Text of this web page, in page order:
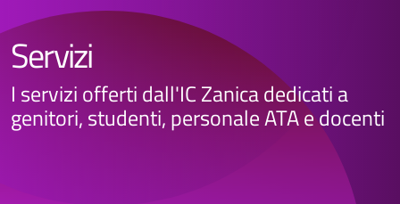
Servizi
I servizi offerti dall'IC Zanica dedicati a
genitori, studenti, personale ATA e docenti